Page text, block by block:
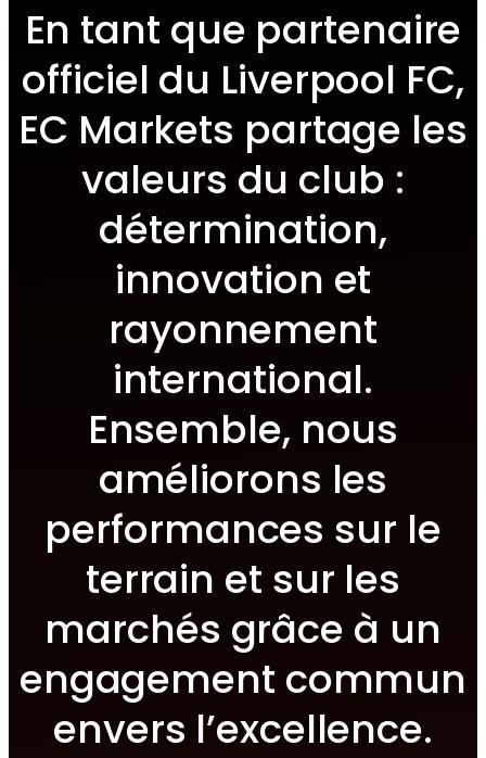
En tant que partenaire
officiel du Liverpool FC,
EC Markets partage les
valeurs du club :
détermination,
innovation et
rayonnement
international.
Ensemble, nous
améliorons les
performances sur le
terrain et sur les
marchés grâce à un
engagement commun
envers l’excellence.